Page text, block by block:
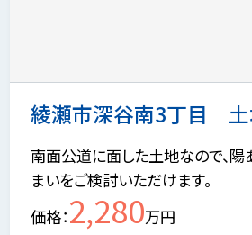
綾瀬市深谷南3丁目
南面公道に面した土地なので、
まいをご検討いただけます。
価格 2,280万円